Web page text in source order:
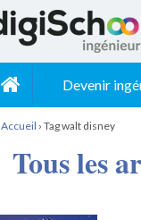
Devenir
Accueil ›Tag walt disney
Tous les